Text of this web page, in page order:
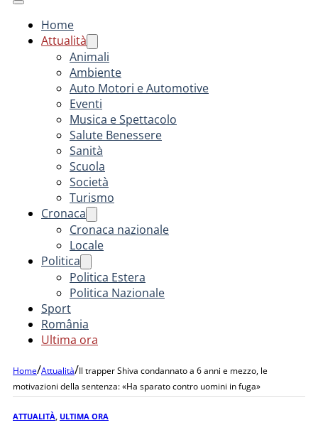
Home
Attualità
Animali
Ambiente
Auto Motori e Automotive
Eventi
Musica e Spettacolo
Salute Benessere
Sanità
Scuola
Società
Turismo
Cronaca
Cronaca nazionale
Locale
Politica
Politica Estera
Politica Nazionale
Sport
România
Ultima ora
Home/Attualità/Il trapper Shiva condannato a 6 anni e mezzo, le
motivazioni della sentenza: «Ha sparato contro uomini in fuga»
ATTUALITÀ ULTIMA ORA